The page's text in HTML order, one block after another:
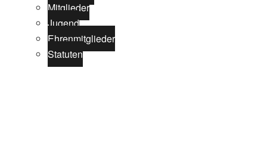
Mitglieder
Jugend
Ehrenmitglieder
Statuten